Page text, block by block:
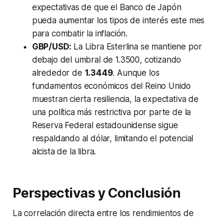
expectativas de que el Banco de Japón
pueda aumentar los tipos de interés este mes
para combatir la inflación.
GBP/USD: La Libra Esterlina se mantiene por
debajo del umbral de 1.3500, cotizando
alrededor de 1.3449. Aunque los
fundamentos económicos del Reino Unido
muestran cierta resiliencia, la expectativa de
una política más restrictiva por parte de la
Reserva Federal estadounidense sigue
respaldando al dólar, limitando el potencial
alcista de la libra.
Perspectivas y Conclusión
La correlación directa entre los rendimientos de